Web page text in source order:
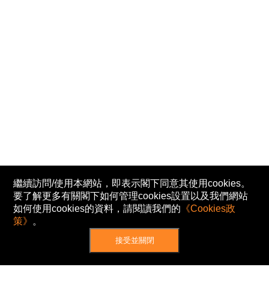
繼續訪問/使用本網站，即表示閣下同意其使用cookies。
要了解更多有關閣下如何管理cookies設置以及我們網站
如何使用cookies的資料，請閱讀我們的 《Cookies政
策》 。
接受並關閉